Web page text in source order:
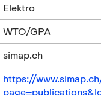
Elektro
WTO/GPA
simap.ch
https://